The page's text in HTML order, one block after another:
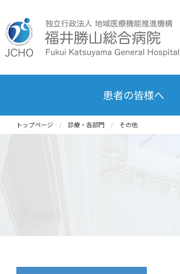
患者の皆様へ
トップページ 診療・各部門 その他